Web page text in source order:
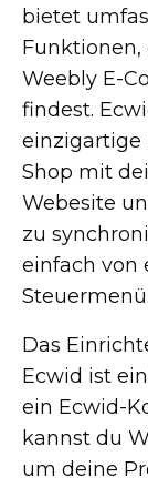
bietet
Funktionen,
Weebly E-
findest.
einzigartige
Shop mit
Webesite
zu
einfach von
Steuermenü.
Das
Ecwid ist
ein Ecwid-
kannst du
um deine